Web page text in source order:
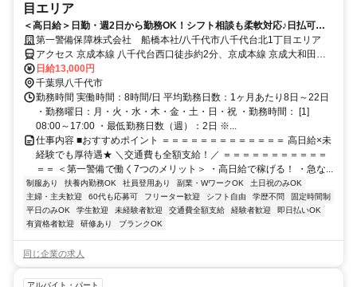
目エリア
＜高日給＞日勤・週2日から勤務OK！シフト相談も柔軟対応♪日払可◎
未経験歓迎★
第一警備保障株式会社 船橋本社/八千代市八千代台北1丁目エリア
アクセス 京成本線 八千代台西口徒歩約2分、京成本線 京成大和田北
口徒歩約25分、京成本線 実籾南口徒歩約36分 直行直帰OK＊交通費
全額支給＊
日給13,000円
千葉県八千代市
勤務時間 実働時間：8時間/日 平均勤務日数：1ヶ月あたり8日～22日
・勤務曜日：月・火・水・木・金・土・日・祝 ・勤務時間： [1]
08:00～17:00 ・最低勤務日数（週）：2日 ※...
仕事内容 ■おすすめポイント ＝＝＝＝＝＝＝＝＝＝＝＝＝ 高日給×未
経験でも厚待遇★ ＼交通費も全額支給！／ ＝＝＝＝＝＝＝＝＝＝＝
＝＝ ＜第一警備で働く7つのメリット＞ ・高日給で稼げる！ ・急な...
制服あり 扶養内勤務OK 社員登用あり 副業・WワークOK
土日祝のみOK
主婦・主夫歓迎
60代も応募可 フリーター歓迎 シフト自由 学歴不問
固定時間制
平日のみOK
学生歓迎 未経験者歓迎 交通費全額支給 経験者歓迎
即日払いOK
有資格者歓迎
研修あり ブランクOK
同じ企業の求人